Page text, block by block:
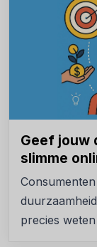
Geef jouw
slimme
precies